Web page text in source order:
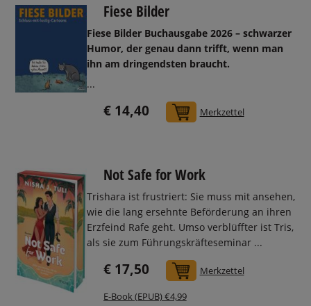
Fiese Bilder
Fiese Bilder Buchausgabe 2026 – schwarzer
Humor, der genau dann trifft, wenn man
ihn am dringendsten braucht.
...
€ 14,40 In den Warenkorb
Merkzettel
Not Safe for Work
Trishara ist frustriert: Sie muss mit ansehen,
wie die lang ersehnte Beförderung an ihren
Erzfeind Rafe geht. Umso verblüffter ist Tris,
als sie zum Führungskräfteseminar ...
€ 17,50 In den Warenkorb
Merkzettel
E-Book (EPUB) €4,99